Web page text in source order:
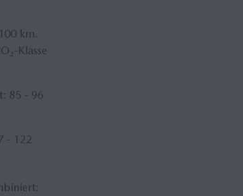
km.
Klasse
85 - 96
- 122